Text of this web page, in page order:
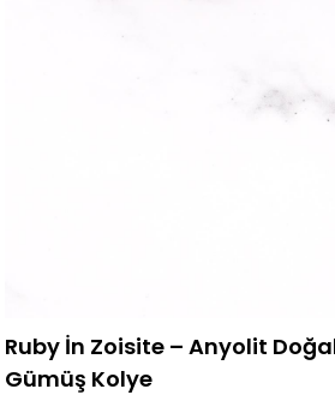
Ruby İn Zoisite – Anyolit
Gümüş Kolye